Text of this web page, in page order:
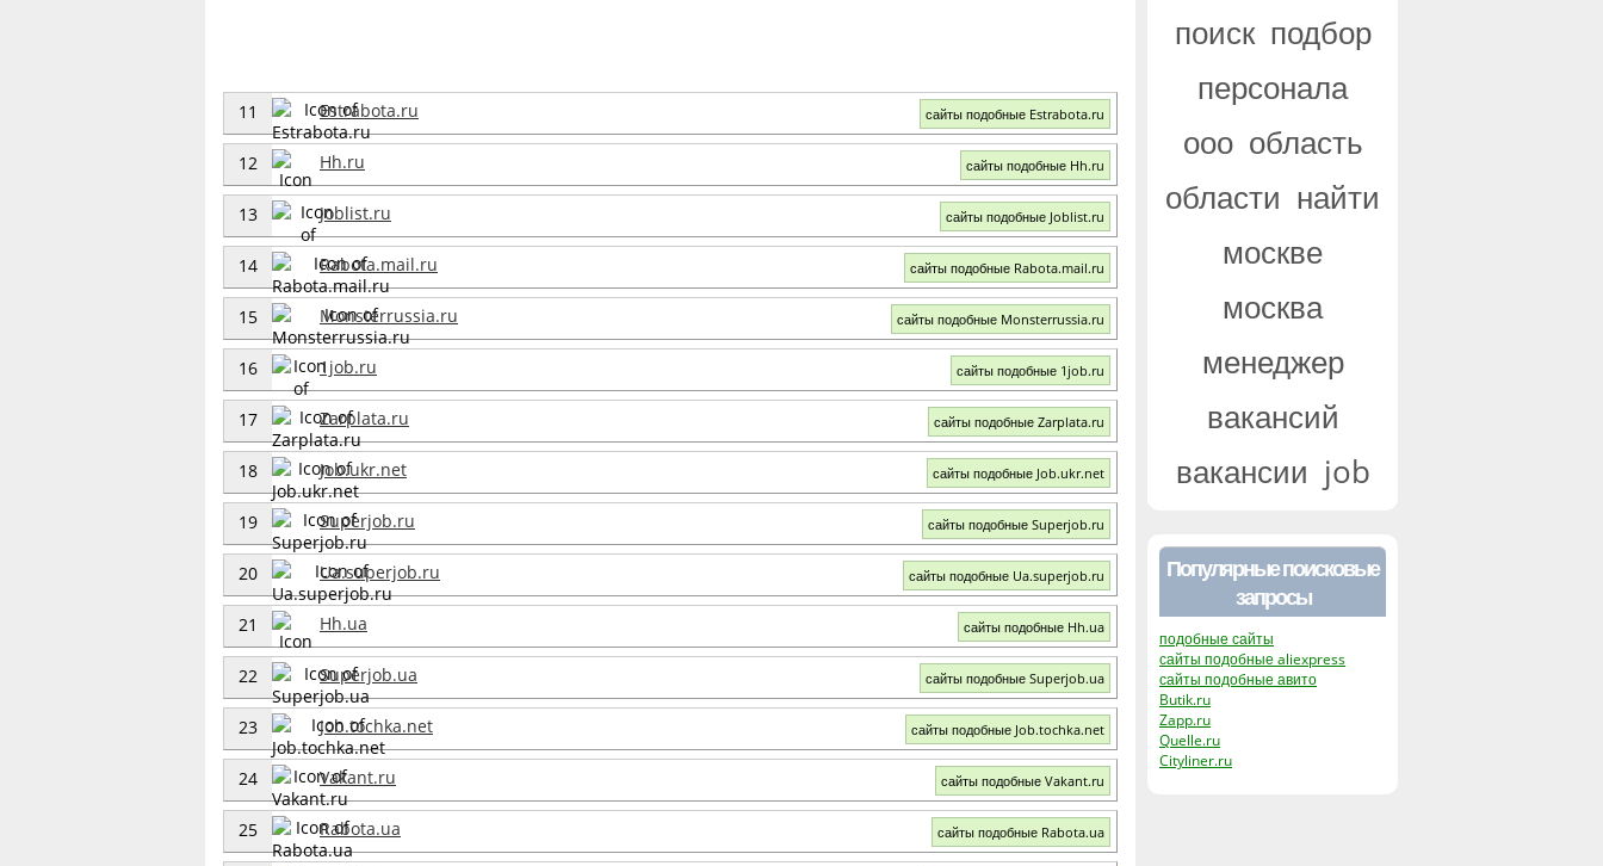
11 Estrabota.ru сайты подобные Estrabota.ru
12 Hh.ru сайты подобные Hh.ru
13 Joblist.ru сайты подобные Joblist.ru
14 Rabota.mail.ru сайты подобные Rabota.mail.ru
15 Monsterrussia.ru сайты подобные Monsterrussia.ru
16 1job.ru сайты подобные 1job.ru
17 Zarplata.ru сайты подобные Zarplata.ru
18 Job.ukr.net сайты подобные Job.ukr.net
19 Superjob.ru сайты подобные Superjob.ru
20 Ua.superjob.ru сайты подобные Ua.superjob.ru
21 Hh.ua сайты подобные Hh.ua
22 Superjob.ua сайты подобные Superjob.ua
23 Job.tochka.net сайты подобные Job.tochka.net
24 Vakant.ru сайты подобные Vakant.ru
25 Rabota.ua сайты подобные Rabota.ua
поиск подбор
персонала
ооо область
области найти
москве
москва
менеджер
вакансий
вакансии job
Популярные поисковые
запросы
подобные сайты
сайты подобные aliexpress
сайты подобные авито
Butik.ru
Zapp.ru
Quelle.ru
Cityliner.ru